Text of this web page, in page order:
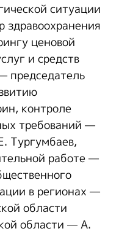
ситуации
здравоохранения
ценовой
и средств
председатель
контроле
требований —
Тургумбаев,
работе —
в регионах —
области
области — А.